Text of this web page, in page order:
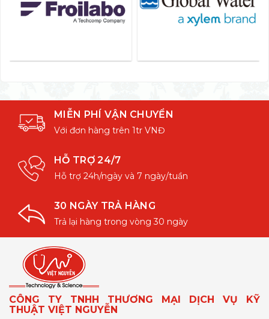
MIỄN PHÍ VẬN CHUYỂN
Với đơn hàng trên 1tr VNĐ
HỖ TRỢ 24/7
Hỗ trợ 24h/ngày và 7 ngày/tuần
30 NGÀY TRẢ HÀNG
Trả lại hàng trong vòng 30 ngày
CÔNG TY TNHH THƯƠNG MẠI DỊCH VỤ KỸ
THUẬT VIỆT NGUYỄN